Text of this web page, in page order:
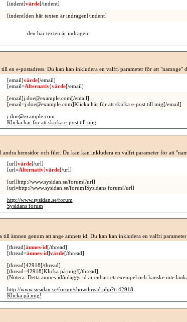
[indent]värde[/indent]
[indent]den här texten är indragen[/indent]
den här texten är indragen
en e-postadress. Du kan kan inkludera en valfri parameter för att "namnge"
[email]värde[/email]
[email=Alternativ]värde[/email]
[email]j.doe@example.com[/email]
[email=j.doe@example.com]Klicka här för att skicka e-post till mig[/email]
j.doe@example.com
Klicka här för att skicka e-post till mig
hemsidor och filer. Du kan kan inkludera en valfri parameter för att
[url]värde[/url]
[url=Alternativ]värde[/url]
[url]http://www.sysidan.se/forum[/url]
[url=http://www.sysidan.se/forum]Sysidans forum[/url]
http://www.sysidan.se/forum
Sysidans forum
till ämnen genom att ange ämnets id. Du kan kan inkludera en valfri
[thread]ämnes-id[/thread]
[thread=ämnes-id]värde[/thread]
[thread]42918[/thread]
[thread=42918]Klicka på mig![/thread]
(Notera: Detta ämnes-id/inläggs-id är enbart ett exempel och kanske inte
http://www.sysidan.se/forum/showthread.php?t=42918
Klicka på mig!